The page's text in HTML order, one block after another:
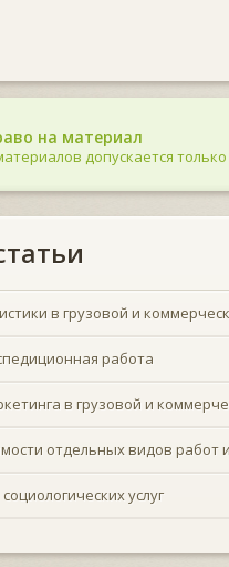
на материал
допускается
в грузовой и
работа
в грузовой и
отдельных видов работ и
услуг